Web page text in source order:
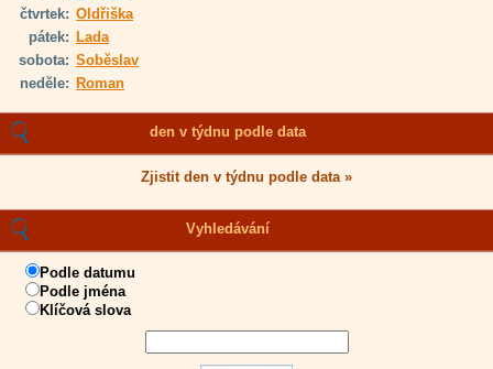
čtvrtek: Oldřiška
pátek: Lada
sobota: Soběslav
neděle: Roman
den v týdnu podle data
Zjistit den v týdnu podle data »
Vyhledávání
Podle datumu
Podle jména
Klíčová slova